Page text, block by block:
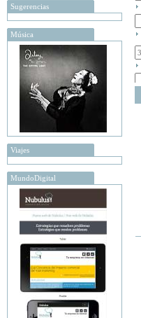
Sugerencias
Música
Viajes
MundoDigital